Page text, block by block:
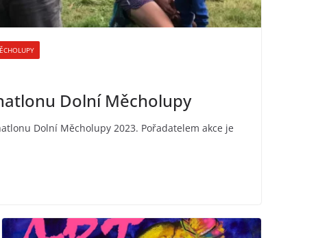
Dolní Měcholupy
Dolní Měcholupy 2023. Pořadatelem akce je